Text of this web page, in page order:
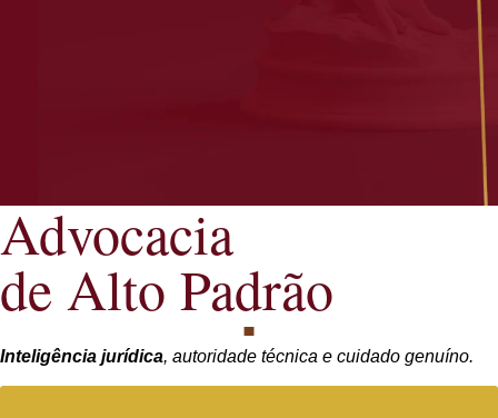
Advocacia
de Alto Padrão
Inteligência jurídica, autoridade técnica e cuidado genuíno.